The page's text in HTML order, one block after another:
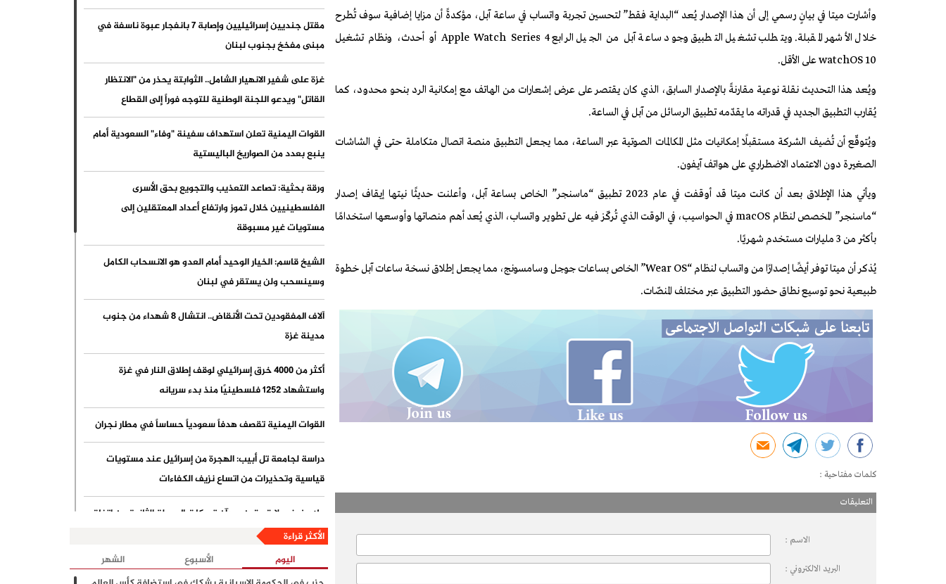
أخرى من غرب آسيا، تُظهر الأدلة والتقارير الدولية أنه على الرغم من هذه
المطالبات، تواصل بعض الدول تعزيز القدرات العسكرية لتل أبيب.
مستمر يهدد مستقبل القضية الفلسطينية
مقتل جنديين إسرائيليين وإصابة 7 بانفجار عبوة ناسفة في
مبنى مفخخ بجنوب لبنان
غزة على شفير الانهيار الشامل.. الثوابتة يحذر من "الانتظار
القاتل" ويدعو اللجنة الوطنية للتوجه فوراً إلى القطاع
القوات اليمنية تعلن استهداف سفينة "وفاء" السعودية أمام
ينبع بعدد من الصواريخ الباليستية
ورقة بحثية: تصاعد التعذيب والتجويع بحق الأسرى
الفلسطينيين خلال تموز وارتفاع أعداد المعتقلين إلى
مستويات غير مسبوقة
الشيخ قاسم: الخيار الوحيد أمام العدو هو الانسحاب الكامل
وسينسحب ولن يستقر في لبنان
آلاف المفقودين تحت الأنقاض.. انتشال 8 شهداء من جنوب
مدينة غزة
أكثر من 4000 خرق إسرائيلي لوقف إطلاق النار في غزة
واستشهاد 1252 فلسطينيًا منذ بدء سريانه
القوات اليمنية تقصف هدفاً سعودياً حساساً في مطار نجران
دراسة لجامعة تل أبيب: الهجرة من إسرائيل عند مستويات
قياسية وتحذيرات من اتساع نزيف الكفاءات
ملادينوف ولايتستون يبدآن تحركات المرحلة الثانية من اتفاق
غزة.. وطلب أمريكي بوقف الهجمات الإسرائيلية
الأمم المتحدة: 10% من سكان غزة على أعتاب المجاعة
الأكثر قراءة
اليوم
الأسبوع
الشهر
وأشارت ميتا في بيانٍ رسمي إلى أن هذا الإصدار يُعد “البداية فقط” لتحسين تجربة واتساب في ساعة آبل، مؤكدةً أن مزايا إضافية سوف تُطرح
خلال الأشهر المقبلة. ويتطلب تشغيل التطبيق وجود ساعة آبل من الجيل الرابع Apple Watch Series 4 أو أحدث، ونظام تشغيل
watchOS 10 على الأقل.
ويُعد هذا التحديث نقلة نوعية مقارنةً بالإصدار السابق، الذي كان يقتصر على عرض إشعارات من الهاتف مع إمكانية الرد بنحو محدود، كما
يُقارب التطبيق الجديد في قدراته ما يقدّمه تطبيق الرسائل من آبل في الساعة.
ويُتوقّع أن تُضيف الشركة مستقبلًا إمكانيات مثل المكالمات الصوتية عبر الساعة، مما يجعل التطبيق منصة اتصال متكاملة حتى في الشاشات
الصغيرة دون الاعتماد الاضطراري على هواتف آيفون.
ويأتي هذا الإطلاق بعد أن كانت ميتا قد أوقفت في عام 2023 تطبيق “ماسنجر” الخاص بساعة آبل، وأعلنت حديثًا نيتها إيقاف إصدار
“ماسنجر” المخصص لنظام macOS في الحواسيب، في الوقت الذي تُركّز فيه على تطوير واتساب، الذي يُعد أهم منصاتها وأوسعها استخدامًا
بأكثر من 3 مليارات مستخدم شهريًا.
يُذكر أن ميتا توفر أيضًا إصدارًا من واتساب لنظام “Wear OS” الخاص بساعات جوجل وسامسونج، مما يجعل إطلاق نسخة ساعات آبل خطوة
طبيعية نحو توسيع نطاق حضور التطبيق عبر مختلف المنصّات.
كلمات مفتاحية :
التعليقات
الاسم :
البريد الالكتروني :